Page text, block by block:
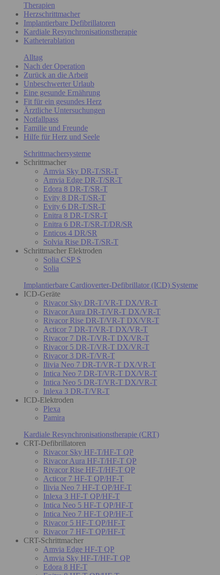
Therapien
Herzschrittmacher
Implantierbare Defibrillatoren
Kardiale Resynchronisationstherapie
Katheterablation
Alltag
Nach der Operation
Zurück an die Arbeit
Unbeschwerter Urlaub
Eine gesunde Ernährung
Fit für ein gesundes Herz
Ärztliche Untersuchungen
Notfallpass
Familie und Freunde
Hilfe für Herz und Seele
Schrittmachersysteme
Schrittmacher
Amvia Sky DR-T/SR-T
Amvia Edge DR-T/SR-T
Edora 8 DR-T/SR-T
Evity 8 DR-T/SR-T
Evity 6 DR-T/SR-T
Enitra 8 DR-T/SR-T
Enitra 6 DR-T/SR-T/DR/SR
Enticos 4 DR/SR
Solvia Rise DR-T/SR-T
Schrittmacher Elektroden
Solia CSP S
Solia
Implantierbare Cardioverter-Defibrillator (ICD) Systeme
ICD-Geräte
Rivacor Sky DR-T/VR-T DX/VR-T
Rivacor Aura DR-T/VR-T DX/VR-T
Rivacor Rise DR-T/VR-T DX/VR-T
Acticor 7 DR-T/VR-T DX/VR-T
Rivacor 7 DR-T/VR-T DX/VR-T
Rivacor 5 DR-T/VR-T DX/VR-T
Rivacor 3 DR-T/VR-T
Ilivia Neo 7 DR-T/VR-T DX/VR-T
Intica Neo 7 DR-T/VR-T DX/VR-T
Intica Neo 5 DR-T/VR-T DX/VR-T
Inlexa 3 DR-T/VR-T
ICD-Elektroden
Plexa
Pamira
Kardiale Resynchronisationstherapie (CRT)
CRT-Defibrillatoren
Rivacor Sky HF-T/HF-T QP
Rivacor Aura HF-T/HF-T QP
Rivacor Rise HF-T/HF-T QP
Acticor 7 HF-T QP/HF-T
Ilivia Neo 7 HF-T QP/HF-T
Inlexa 3 HF-T QP/HF-T
Intica Neo 5 HF-T QP/HF-T
Intica Neo 7 HF-T QP/HF-T
Rivacor 5 HF-T QP/HF-T
Rivacor 7 HF-T QP/HF-T
CRT-Schrittmacher
Amvia Edge HF-T QP
Amvia Sky HF-T/HF-T QP
Edora 8 HF-T